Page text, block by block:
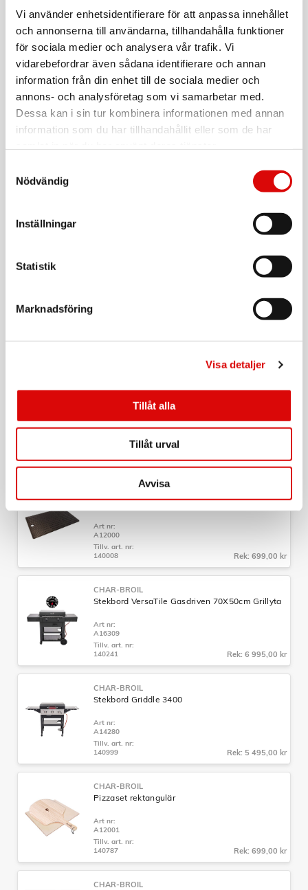
Vi använder enhetsidentifierare för att anpassa innehållet
och annonserna till användarna, tillhandahålla funktioner
för sociala medier och analysera vår trafik. Vi
vidarebefordrar även sådana identifierare och annan
information från din enhet till de sociala medier och
annons- och analysföretag som vi samarbetar med.
Dessa kan i sin tur kombinera informationen med annan
information som du har tillhandahållit eller som de har
Nödvändig
Inställningar
Statistik
Marknadsföring
Visa detaljer
Tillåt alla
Tillåt urval
Avvisa
MADE2MATCH koltråg för Professional
gasolgrillar L41cmXB44,6cm cm
Art nr:
A14288
140070
Rek: 999,00 kr
CHAR-BROIL
Kolgrill Charcoal Medium 140252
Art nr:
Rek: 399,00 kr
Rek: 799,00 kr
CHAR-BROIL
Överdrag till Stekbord A14280 140135
Art nr:
Tillv. art. nr:
140135
Rek: 599,00 kr
Stekplatta gjutjärn 43*21cm 140008
Art nr:
A12000
Tillv. art. nr:
140008
Rek: 699,00 kr
CHAR-BROIL
Stekbord VersaTile Gasdriven 70X50cm Grillyta
Art nr:
A16309
Tillv. art. nr:
140241
Rek: 6 995,00 kr
CHAR-BROIL
Stekbord Griddle 3400
Art nr:
A14280
Tillv. art. nr:
140999
Rek: 5 495,00 kr
CHAR-BROIL
Pizzaset rektangulär
Art nr:
A12001
Tillv. art. nr:
140787
Rek: 699,00 kr
CHAR-BROIL